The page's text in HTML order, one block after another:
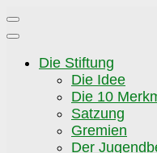
Zum
Inhalt
Die Stiftung
Die Idee
Die 10
Satzung
Gremien
Der